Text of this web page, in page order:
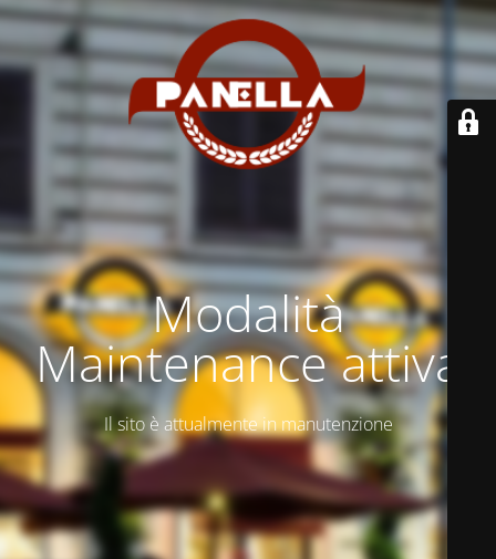
Modalità
Maintenance attiva
Il sito è attualmente in manutenzione